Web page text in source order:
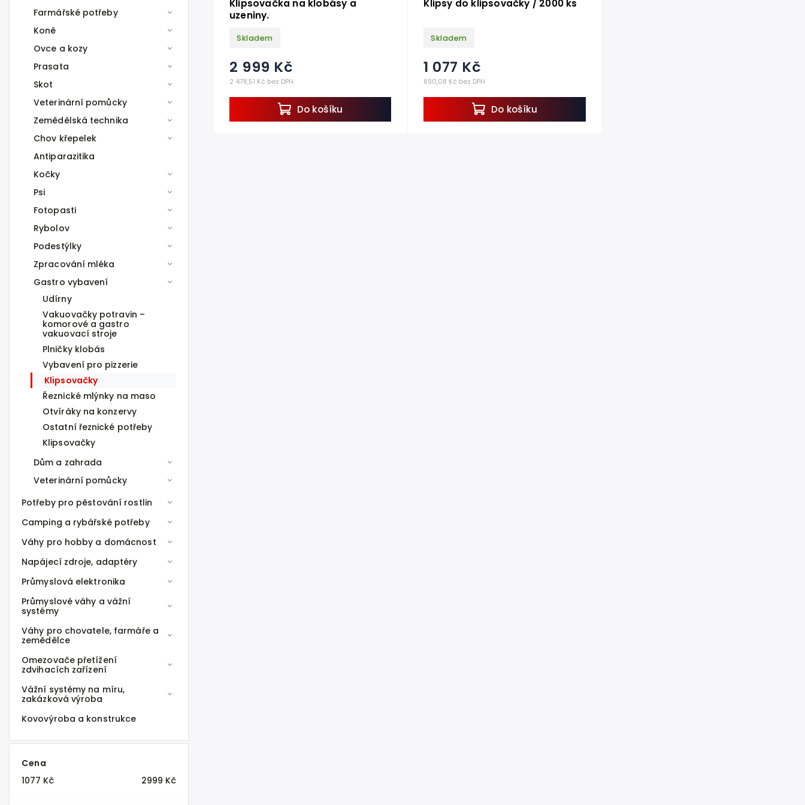
Farmářské potřeby
Koně
Ovce a kozy
Prasata
Skot
Veterinární pomůcky
Zemědělská technika
Chov křepelek
Antiparazitika
Kočky
Psi
Fotopasti
Rybolov
Podestýlky
Zpracování mléka
Gastro vybavení
Udírny
Vakuovačky potravin –
komorové a gastro
vakuovací stroje
Plničky klobás
Vybavení pro pizzerie
Klipsovačky
Řeznické mlýnky na maso
Otvíráky na konzervy
Ostatní řeznické potřeby
Klipsovačky
Dům a zahrada
Veterinární pomůcky
Potřeby pro pěstování rostlin
Camping a rybářské potřeby
Váhy pro hobby a domácnost
Napájecí zdroje, adaptéry
Průmyslová elektronika
Průmyslové váhy a vážní
systémy
Váhy pro chovatele, farmáře a
zemědělce
Omezovače přetížení
zdvihacích zařízení
Vážní systémy na míru,
zakázková výroba
Kovovýroba a konstrukce
Cena
1077 Kč 2999 Kč
Klipsovačka na klobásy a
uzeniny.
Skladem
2 478,51 Kč bez DPH
2 999 Kč
Do košíku
Klipsy do klipsovačky / 2000 ks
Skladem
890,08 Kč bez DPH
1 077 Kč
Do košíku